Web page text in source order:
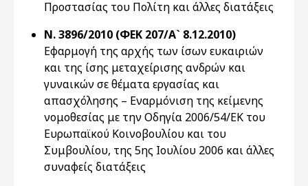
Προστασίας του Πολίτη και άλλες διατάξεις
Ν. 3896/2010 (ΦΕΚ 207/Α` 8.12.2010)
Εφαρμογή της αρχής των ίσων ευκαιριών
και της ίσης μεταχείρισης ανδρών και
γυναικών σε θέματα εργασίας και
απασχόλησης – Εναρμόνιση της κείμενης
νομοθεσίας με την Οδηγία 2006/54/ΕΚ του
Ευρωπαϊκού Κοινοβουλίου και του
Συμβουλίου, της 5ης Ιουλίου 2006 και άλλες
συναφείς διατάξεις